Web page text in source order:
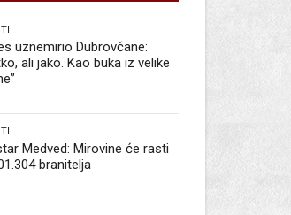
uznemirio Dubrovčane:
ali jako. Kao buka iz velike
Medved: Mirovine će rasti
branitelja